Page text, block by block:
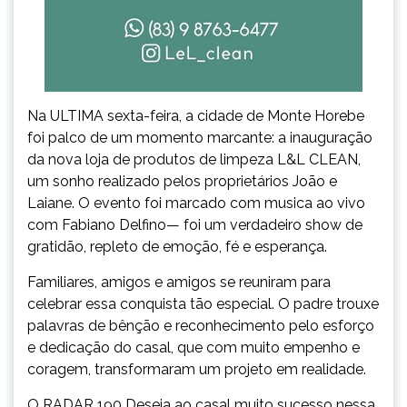
Na ULTIMA sexta-feira, a cidade de Monte Horebe
foi palco de um momento marcante: a inauguração
da nova loja de produtos de limpeza L&L CLEAN,
um sonho realizado pelos proprietários João e
Laiane. O evento foi marcado com musica ao vivo
com Fabiano Delfino— foi um verdadeiro show de
gratidão, repleto de emoção, fé e esperança.
Familiares, amigos e amigos se reuniram para
celebrar essa conquista tão especial. O padre trouxe
palavras de bênção e reconhecimento pelo esforço
e dedicação do casal, que com muito empenho e
coragem, transformaram um projeto em realidade.